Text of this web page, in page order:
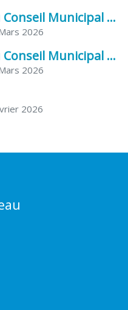
Procès-Verbal du Conseil Municipal du 31 mars 2026
2026
Procès-Verbal du Conseil Municipal du 20 mars 2026
2026
2026